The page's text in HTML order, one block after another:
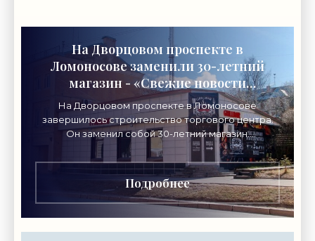
На Дворцовом проспекте в
Ломоносове заменили 30-летний
магазин - «Свежие новости
строительства»
На Дворцовом проспекте в Ломоносове
завершилось строительство торгового центра.
Он заменил собой 30-летний магазин.
Одноэтажное кирпичное здание на Дворцовом
проспекте, 16а, было построено
Подробнее